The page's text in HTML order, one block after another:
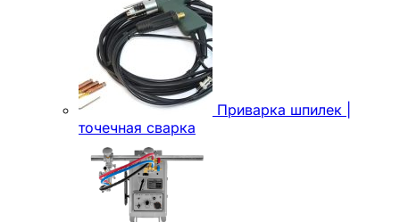
Приварка шпилек |
точечная сварка